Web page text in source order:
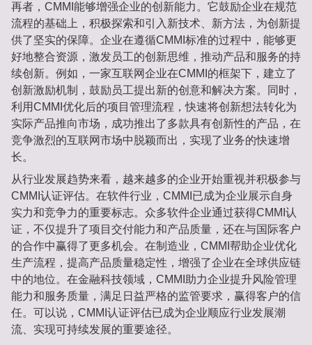
再者，CMMI能够增强企业的创新能力。它鼓励企业在规范
流程的基础上，积极探索和引入新技术、新方法，为创新提
供了坚实的保障。企业在遵循CMMI标准的过程中，能够更
好地整合资源，激发员工的创新思维，推动产品和服务的持
续创新。例如，一家互联网企业在CMMI的框架下，建立了
创新激励机制，鼓励员工提出新的创意和解决方案。同时，
利用CMMI优化后的项目管理流程，快速将创新想法转化为
实际产品推向市场，成功推出了多款具有创新性的产品，在
竞争激烈的互联网市场中脱颖而出，实现了业务的快速增
长。
从行业发展趋势来看，越来越多的企业开始重视并积极参与
CMMI认证评估。在软件行业，CMMI已成为企业展示自身
实力和竞争力的重要标志。众多软件企业通过获得CMMI认
证，不仅提升了项目交付能力和产品质量，还在与国际客户
的合作中赢得了更多机会。在制造业，CMMI帮助企业优化
生产流程，提高产品质量稳定性，增强了企业在全球供应链
中的地位。在金融科技领域，CMMI助力企业提升风险管理
能力和服务质量，满足日益严格的监管要求，赢得客户的信
任。可以说，CMMI认证评估已成为企业顺应行业发展潮
流、实现可持续发展的重要途径。